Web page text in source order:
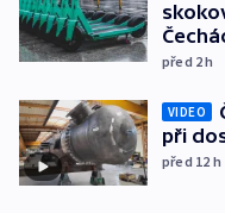
před 2h
VIDEO
při
před 12 h